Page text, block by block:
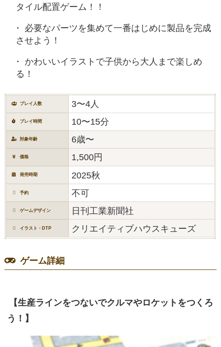
タイル配置ゲーム！！
必要なパーツを集めて一番はじめに製品を完成
させよう！
かわいいイラストで子供から大人まで楽しめ
る！
プレイ人数 3〜4人
プレイ時間 10〜15分
対象年齢 6歳〜
価格 1,500円
発売時期 2025秋
予約 不可
ゲームデザイン 日刊工業新聞社
イラスト・DTP クリエイティブハウスキューズ
ゲーム詳細
【生産ラインをつないでクルマやロケットをつくろ
う！】